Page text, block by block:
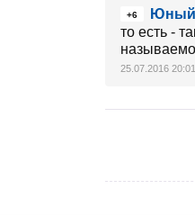
+6
Юный
то есть -
25.07.2016 20:01